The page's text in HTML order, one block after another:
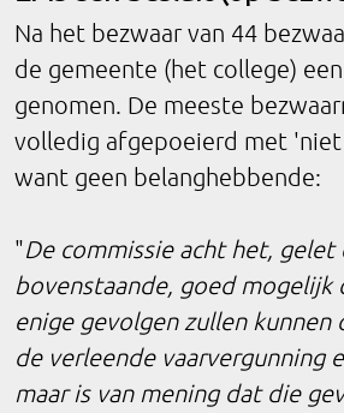
Na het bezwaar van 44
de gemeente (het college)
genomen. De meeste
volledig afgepoeierd met
want geen belanghebbende:
"De commissie acht het, gelet
bovenstaande, goed mogelijk
enige gevolgen zullen kunnen
de verleende vaarvergunning
maar is van mening dat die